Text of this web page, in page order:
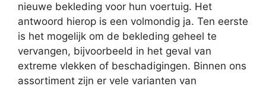
nieuwe bekleding voor hun voertuig. Het
antwoord hierop is een volmondig ja. Ten eerste
is het mogelijk om de bekleding geheel te
vervangen, bijvoorbeeld in het geval van
extreme vlekken of beschadigingen. Binnen ons
assortiment zijn er vele varianten van